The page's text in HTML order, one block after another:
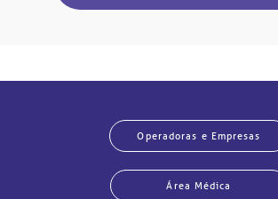
Operadoras e Empresas
Área Médica